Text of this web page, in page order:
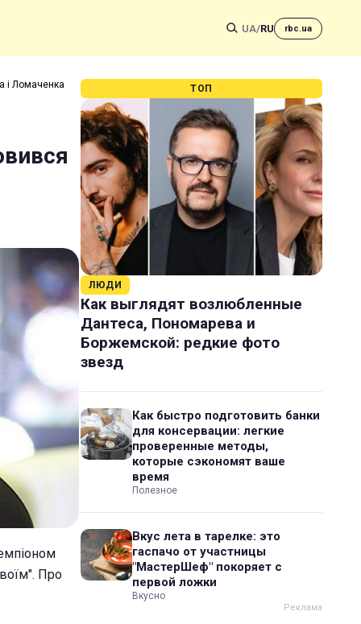
UA/RU rbc.ua
і Ломаченка
Про
ТОП
ЛЮДИ
Как выглядят возлюбленные
Дантеса, Пономарева и
Боржемской: редкие фото
звезд
Как быстро подготовить банки
для консервации: легкие
проверенные методы,
которые сэкономят ваше
время
Полезное
Вкус лета в тарелке: это
гаспачо от участницы
"МастерШеф" покоряет с
первой ложки
Вкусно